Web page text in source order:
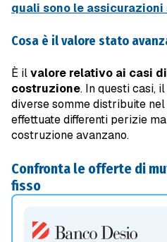
quali sono le
Cosa è il valore stato
È ilvalore relativo ai casi
costruzione. In questi casi,
diverse somme distribuite
effettuate differenti perizie
costruzione avanzano.
Confronta le offerte di
fisso